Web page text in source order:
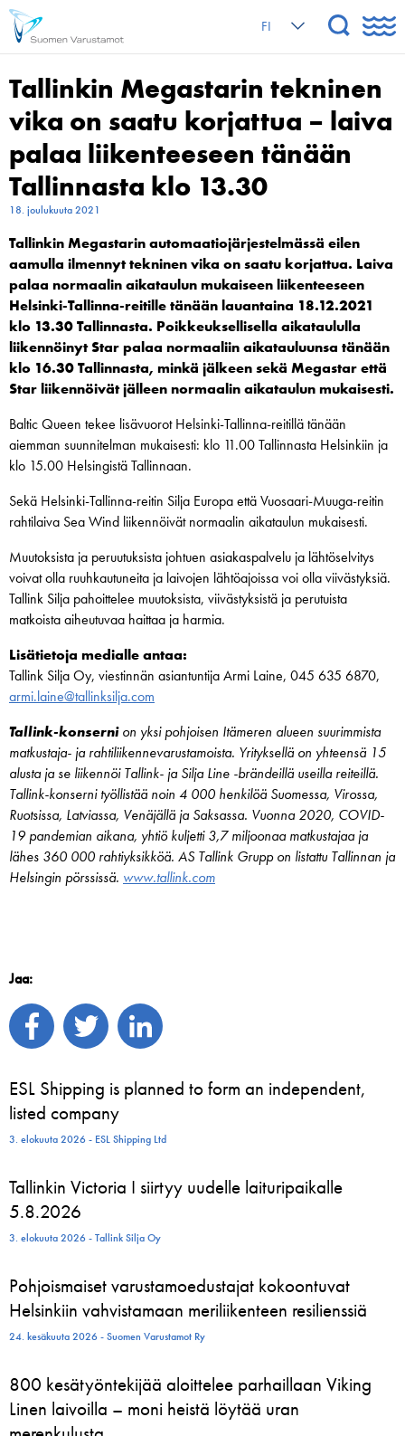
FI
Tallinkin Megastarin tekninen
vika on saatu korjattua – laiva
palaa liikenteeseen tänään
Tallinnasta klo 13.30
18. joulukuuta 2021
Tallinkin Megastarin automaatiojärjestelmässä eilen
aamulla ilmennyt tekninen vika on saatu korjattua. Laiva
palaa normaalin aikataulun mukaiseen liikenteeseen
Helsinki-Tallinna-reitille tänään lauantaina 18.12.2021
klo 13.30 Tallinnasta. Poikkeuksellisella aikataululla
liikennöinyt Star palaa normaaliin aikatauluunsa tänään
klo 16.30 Tallinnasta, minkä jälkeen sekä Megastar että
Star liikennöivät jälleen normaalin aikataulun mukaisesti.
Baltic Queen tekee lisävuorot Helsinki-Tallinna-reitillä tänään
aiemman suunnitelman mukaisesti: klo 11.00 Tallinnasta Helsinkiin ja
klo 15.00 Helsingistä Tallinnaan.
Sekä Helsinki-Tallinna-reitin Silja Europa että Vuosaari-Muuga-reitin
rahtilaiva Sea Wind liikennöivät normaalin aikataulun mukaisesti.
Muutoksista ja peruutuksista johtuen asiakaspalvelu ja lähtöselvitys
voivat olla ruuhkautuneita ja laivojen lähtöajoissa voi olla viivästyksiä.
Tallink Silja pahoittelee muutoksista, viivästyksistä ja perutuista
matkoista aiheutuvaa haittaa ja harmia.
Lisätietoja medialle antaa:
Tallink Silja Oy, viestinnän asiantuntija Armi Laine, 045 635 6870,
armi.laine@tallinksilja.com
Tallink-konsernion yksi pohjoisen Itämeren alueen suurimmista
matkustaja- ja rahtiliikennevarustamoista. Yrityksellä on yhteensä 15
alusta ja se liikennöi Tallink- ja Silja Line -brändeillä useilla reiteillä.
Tallink-konserni työllistää noin 4 000 henkilöä Suomessa, Virossa,
Ruotsissa, Latviassa, Venäjällä ja Saksassa. Vuonna 2020, COVID-
19 pandemian aikana, yhtiö kuljetti 3,7 miljoonaa matkustajaa ja
lähes 360 000 rahtiyksikköä. AS Tallink Grupp on listattu Tallinnan ja
Helsingin pörssissä. www.tallink.com
Jaa:
ESL Shipping is planned to form an independent,
listed company
3. elokuuta 2026 - ESL Shipping Ltd
Tallinkin Victoria I siirtyy uudelle laituripaikalle
5.8.2026
3. elokuuta 2026 - Tallink Silja Oy
Pohjoismaiset varustamoedustajat kokoontuvat
Helsinkiin vahvistamaan meriliikenteen resilienssiä
24. kesäkuuta 2026 - Suomen Varustamot Ry
800 kesätyöntekijää aloittelee parhaillaan Viking
Linen laivoilla – moni heistä löytää uran